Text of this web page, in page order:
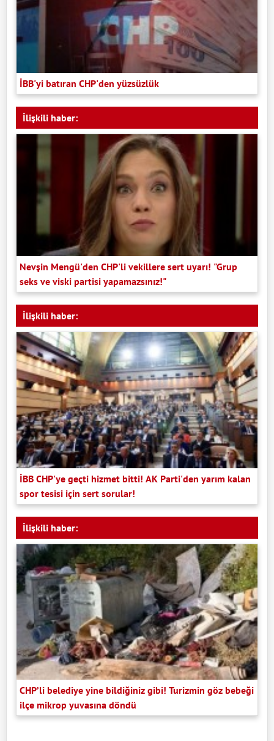
İBB'yi batıran CHP'den yüzsüzlük
İlişkili haber:
Nevşin Mengü'den CHP'li vekillere sert uyarı! "Grup
seks ve viski partisi yapamazsınız!"
İlişkili haber:
İBB CHP'ye geçti hizmet bitti! AK Parti'den yarım kalan
spor tesisi için sert sorular!
İlişkili haber:
CHP’li belediye yine bildiğiniz gibi! Turizmin göz bebeği
ilçe mikrop yuvasına döndü